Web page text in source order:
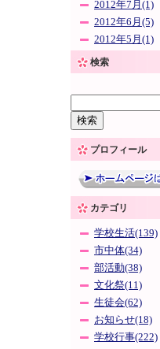
2012年7月(1)
2012年6月(5)
2012年5月(1)
検索
プロフィール
カテゴリ
学校生活(139)
市中体(34)
部活動(38)
文化祭(11)
生徒会(62)
お知らせ(18)
学校行事(222)